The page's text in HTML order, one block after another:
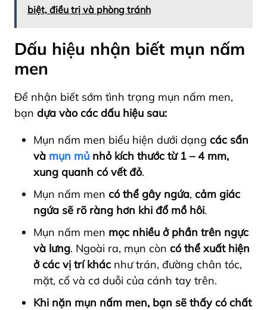
biệt, điều trị và phòng tránh
Dấu hiệu nhận biết mụn nấm
men
Để nhận biết sớm tình trạng mụn nấm men,
bạn dựa vào các dấu hiệu sau:
Mụn nấm men biểu hiện dưới dạng các sẩn
và mụn mủ nhỏ kích thước từ 1 – 4 mm,
xung quanh có vết đỏ.
Mụn nấm men có thể gây ngứa, cảm giác
ngứa sẽ rõ ràng hơn khi đổ mồ hôi.
Mụn nấm men mọc nhiều ở phần trên ngực
và lưng. Ngoài ra, mụn còn có thể xuất hiện
ở các vị trí khác như trán, đường chân tóc,
mặt, cổ và cơ duỗi của cánh tay trên.
Khi nặn mụn nấm men, bạn sẽ thấy có chất